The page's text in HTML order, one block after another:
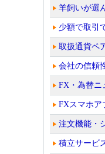
羊飼いが選
少額で取引
取扱通貨ペ
会社の信頼
FX・為替ニ
FXスマホア
注文機能・
積立サービ